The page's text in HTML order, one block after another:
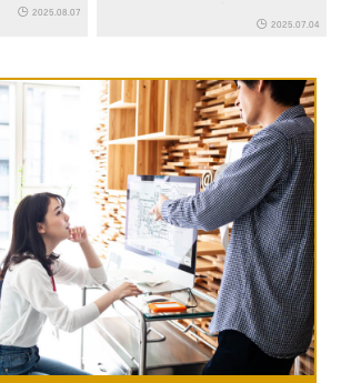
2025.08.07
部分から生まれてくる。だから
に見えました。
2025.07.04